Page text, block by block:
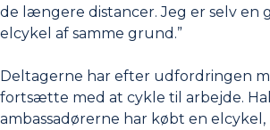
de længere distancer. Jeg er selv en
elcykel af samme grund.”
Deltagerne har efter udfordringen
fortsætte med at cykle til arbejde.
ambassadørerne har købt en elcykel,